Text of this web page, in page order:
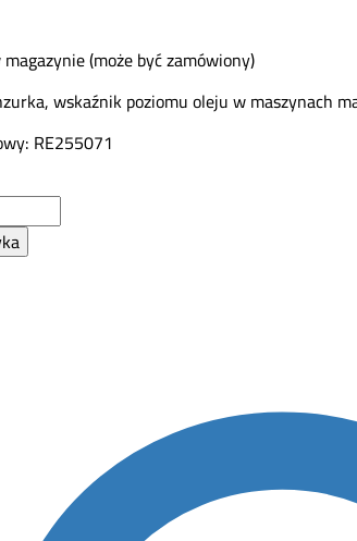
(może być zamówiony)
wskaźnik poziomu oleju w maszynach
RE255071